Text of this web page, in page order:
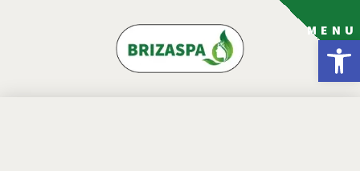
פתח סרגל נגישות
MENU